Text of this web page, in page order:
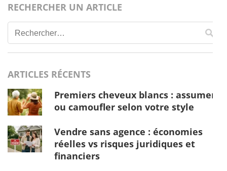
RECHERCHER UN ARTICLE
Rechercher :
ARTICLES RÉCENTS
Premiers cheveux blancs : assumer
ou camoufler selon votre style
Vendre sans agence : économies
réelles vs risques juridiques et
financiers